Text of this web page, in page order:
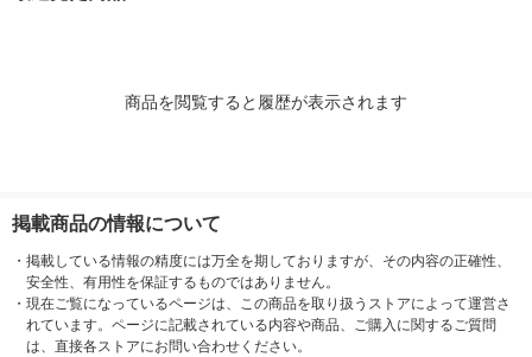
商品を閲覧すると履歴が表示されます
掲載商品の情報について
・ 掲載している情報の精度には万全を期しておりますが、その内容の正確性、
安全性、有用性を保証するものではありません。
・ 現在ご覧になっているページは、この商品を取り扱うストアによって運営さ
れています。ページに記載されている内容や商品、ご購入に関するご質問
は、直接各ストアにお問い合わせください。